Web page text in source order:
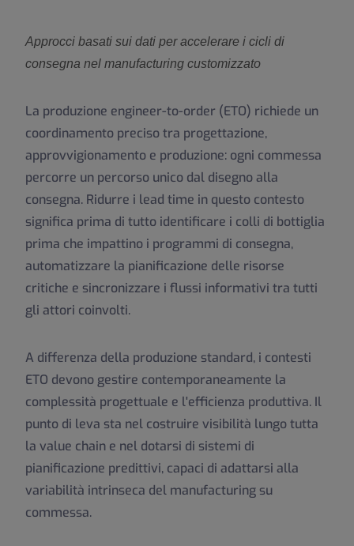
Approcci basati sui dati per accelerare i cicli di
consegna nel manufacturing customizzato
La produzione engineer-to-order (ETO) richiede un
coordinamento preciso tra progettazione,
approvvigionamento e produzione: ogni commessa
percorre un percorso unico dal disegno alla
consegna. Ridurre i lead time in questo contesto
significa prima di tutto identificare i colli di bottiglia
prima che impattino i programmi di consegna,
automatizzare la pianificazione delle risorse
critiche e sincronizzare i flussi informativi tra tutti
gli attori coinvolti.
A differenza della produzione standard, i contesti
ETO devono gestire contemporaneamente la
complessità progettuale e l'efficienza produttiva. Il
punto di leva sta nel costruire visibilità lungo tutta
la value chain e nel dotarsi di sistemi di
pianificazione predittivi, capaci di adattarsi alla
variabilità intrinseca del manufacturing su
commessa.